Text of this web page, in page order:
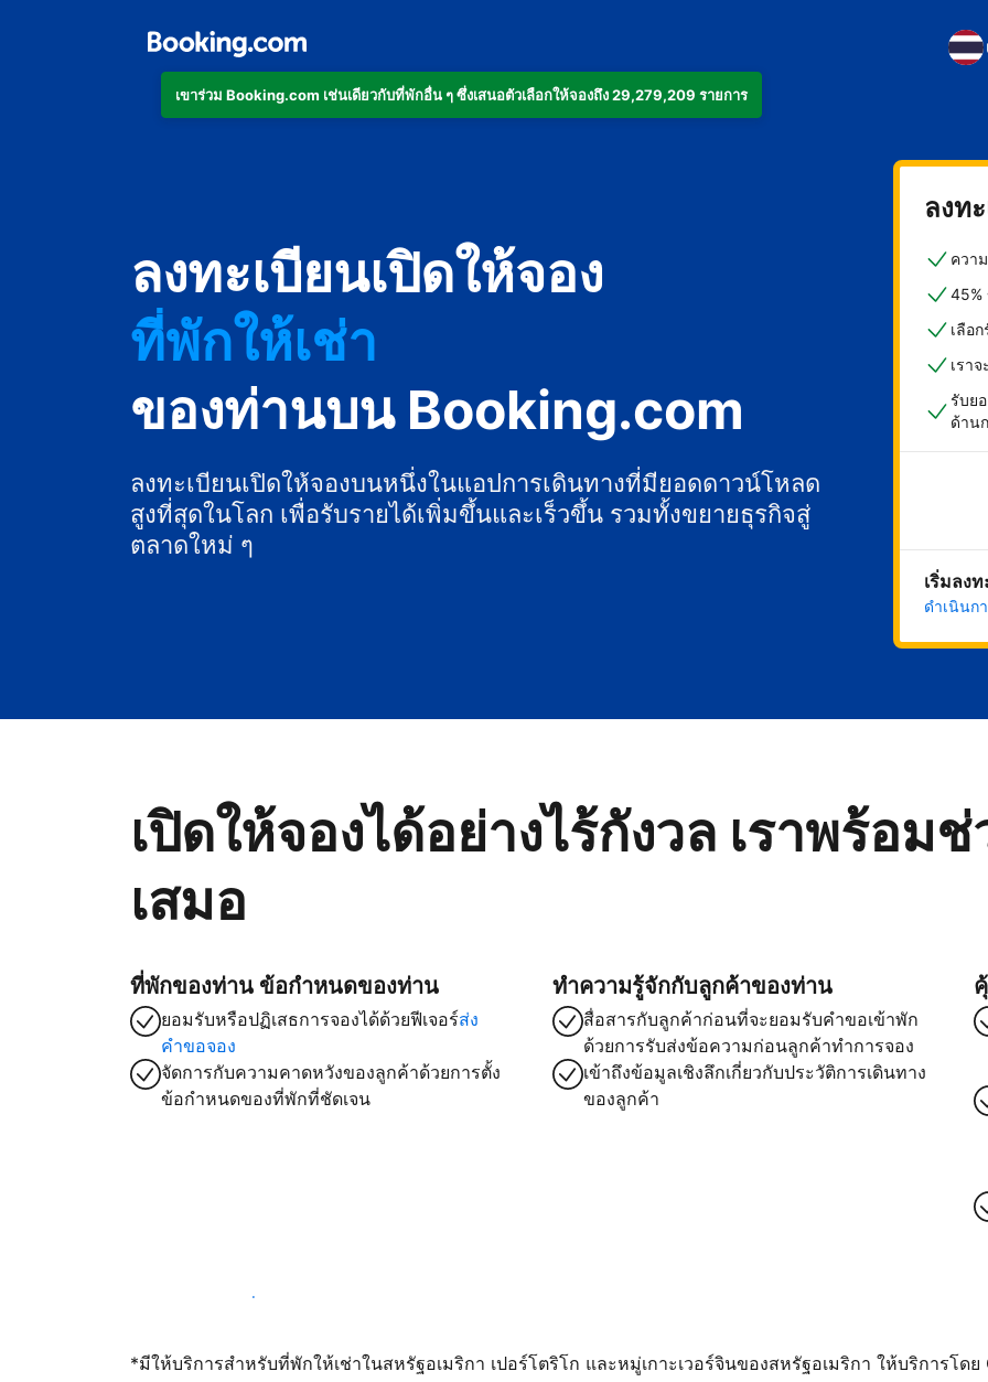
เข้าร่วม Booking.com เช่นเดียวกับที่พักอื่น ๆ ซึ่งเสนอตัวเลือกให้จองถึง 29,279,209 รายการ
ลงทะเบียนเปิดให้จอง
โรงแรม
ที่พักให้เช่า
เกสต์เฮาส์
บีแอนด์บี
ของท่านบน Booking.com
ลงทะเบียนเปิดให้จองบนหนึ่งในแอปการเดินทางที่มียอดดาวน์โหลด
สูงที่สุดในโลก เพื่อรับรายได้เพิ่มขึ้นและเร็วขึ้น รวมทั้งขยายธุรกิจสู่
ตลาดใหม่ ๆ
ลงท
ควา
45%
เลือ
เรา
รับย
ด้าน
เริ่มลง
ดำเนินก
เปิดให้จองได้อย่างไร้กังวล เราพร้อม
เสมอ
ที่พักของท่าน ข้อกำหนดของท่าน
ยอมรับหรือปฏิเสธการจองได้ด้วยฟีเจอร์ส่ง
คำขอจอง
จัดการกับความคาดหวังของลูกค้าด้วยการตั้ง
ข้อกำหนดของที่พักที่ชัดเจน
ทำความรู้จักกับลูกค้าของท่าน
สื่อสารกับลูกค้าก่อนที่จะยอมรับคำขอเข้าพัก
ด้วยการรับส่งข้อความก่อนลูกค้าทำการจอง
เข้าถึงข้อมูลเชิงลึกเกี่ยวกับประวัติการเดินทาง
ของลูกค้า
เปิดให้จองผ่านเราตั้งแต่วันนี้
*มีให้บริการสำหรับที่พักให้เช่าในสหรัฐอเมริกา เปอร์โตริโก และหมู่เกาะเวอร์จินของสหรัฐอเมริกา ให้บริการโดย